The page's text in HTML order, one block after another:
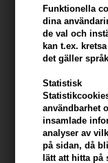
Funktionella
dina
de val och
kan t.ex.
det gäller
Statistisk
användbarhet
insamlade
analyser av
på sidan, då
lätt att hitta på
strålar, och
hårbotten. Sprayen
och skyddar
Användning av
- Spraya i fuktigt eller
- Använd en diffuser
- Använd när som
- Skölj